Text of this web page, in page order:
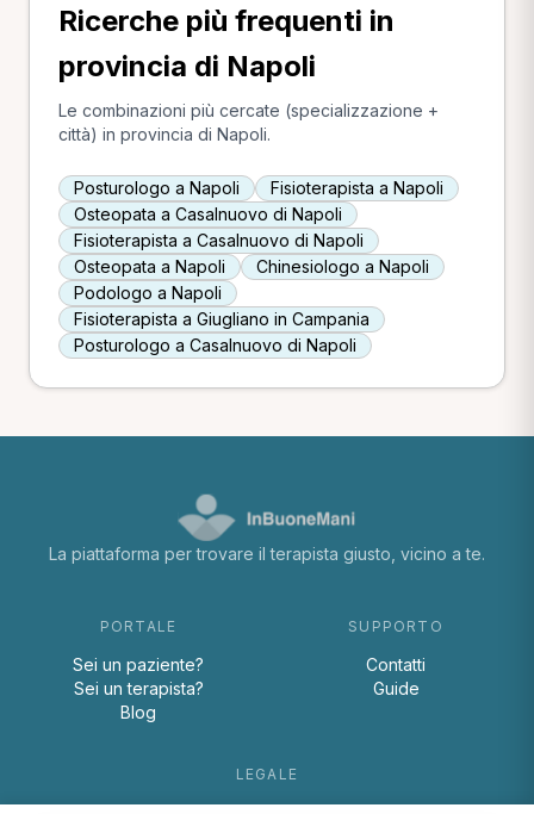
Ricerche più frequenti in
provincia di Napoli
Le combinazioni più cercate (specializzazione +
città) in provincia di Napoli.
Posturologo a Napoli
Fisioterapista a Napoli
Osteopata a Casalnuovo di Napoli
Fisioterapista a Casalnuovo di Napoli
Osteopata a Napoli
Chinesiologo a Napoli
Podologo a Napoli
Fisioterapista a Giugliano in Campania
Posturologo a Casalnuovo di Napoli
La piattaforma per trovare il terapista giusto, vicino a te.
PORTALE
Sei un paziente?
Sei un terapista?
Blog
SUPPORTO
Contatti
Guide
LEGALE